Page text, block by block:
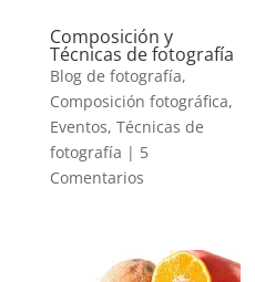
Composición y
Técnicas de fotografía
Blog de fotografía,
Composición fotográfica,
Eventos, Técnicas de
fotografía | 5
Comentarios